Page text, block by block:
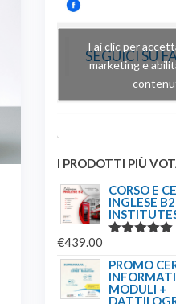
SEGUICI SU
Fai clic per
marketing e
I PRODOTTI PIÙ
CORSO E
INGLESE
€439.00
PROMO
MODULI +